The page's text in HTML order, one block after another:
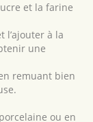
et la farine
l’ajouter à la
une
remuant bien
ou en